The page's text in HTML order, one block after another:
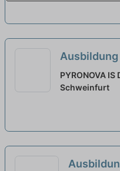
PYRONOVA IS
Schweinfurt